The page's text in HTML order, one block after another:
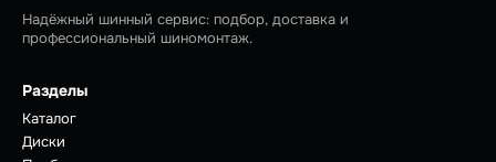
Надёжный шинный сервис: подбор, доставка и
профессиональный шиномонтаж.
Разделы
Каталог
Диски